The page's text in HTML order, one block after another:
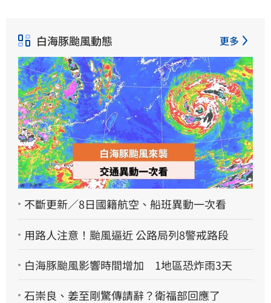
白海豚颱風動態 更多
不斷更新／8日國籍航空、船班異動一次看
用路人注意！颱風逼近 公路局列8警戒路段
白海豚颱風影響時間增加 1地區恐炸雨3天
石崇良、姜至剛驚傳請辭？衛福部回應了